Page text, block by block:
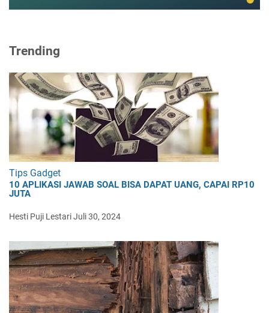
Trending
Tips Gadget
10 APLIKASI JAWAB SOAL BISA DAPAT UANG, CAPAI RP10
JUTA
Hesti Puji LestariJuli 30, 2024